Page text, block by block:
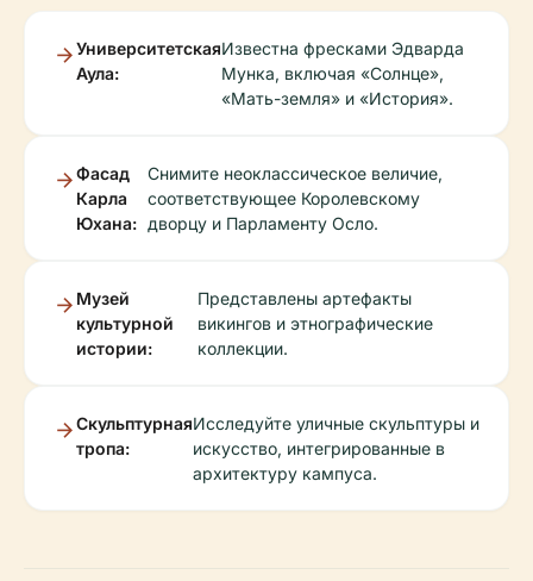
Университетская
Аула:
Известна фресками Эдварда
Мунка, включая «Солнце»,
«Мать-земля» и «История».
Фасад
Карла
Юхана:
Снимите неоклассическое величие,
соответствующее Королевскому
дворцу и Парламенту Осло.
Музей
культурной
истории:
Представлены артефакты
викингов и этнографические
коллекции.
Скульптурная
тропа:
Исследуйте уличные скульптуры и
искусство, интегрированные в
архитектуру кампуса.